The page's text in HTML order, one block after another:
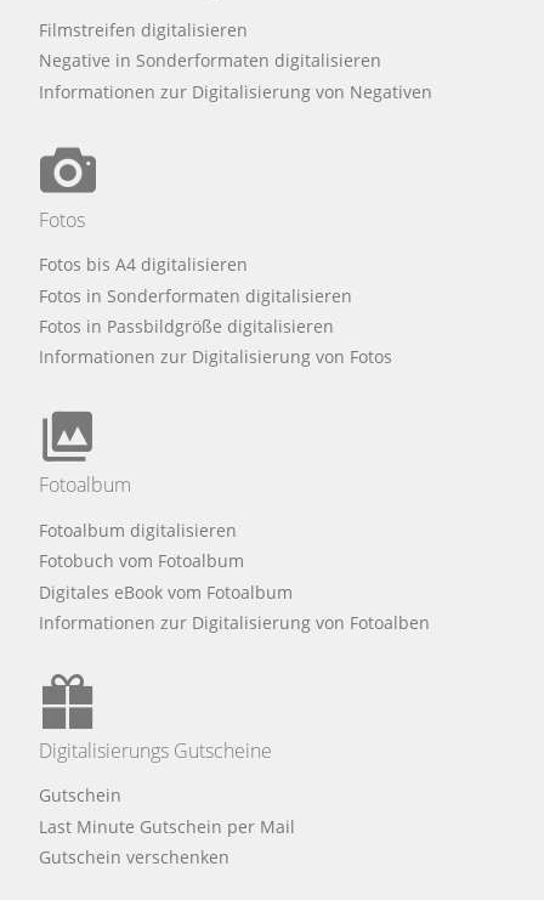
Filmstreifen digitalisieren
Negative in Sonderformaten digitalisieren
Informationen zur Digitalisierung von Negativen
Fotos
Fotos bis A4 digitalisieren
Fotos in Sonderformaten digitalisieren
Fotos in Passbildgröße digitalisieren
Informationen zur Digitalisierung von Fotos
Fotoalbum
Fotoalbum digitalisieren
Fotobuch vom Fotoalbum
Digitales eBook vom Fotoalbum
Informationen zur Digitalisierung von Fotoalben
Digitalisierungs Gutscheine
Gutschein
Last Minute Gutschein per Mail
Gutschein verschenken